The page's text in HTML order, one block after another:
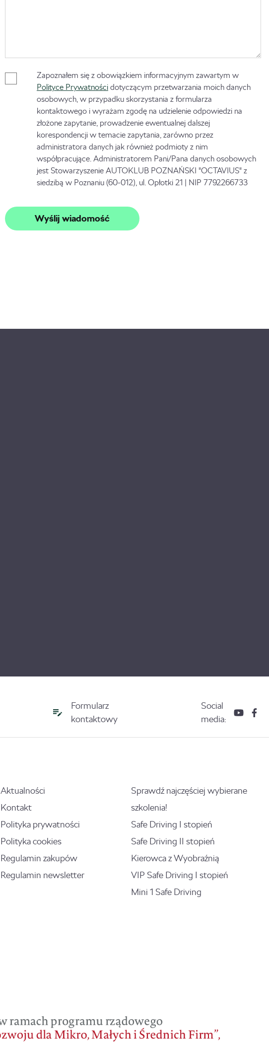
Zapoznałem się z obowiązkiem informacyjnym zawartym w
Polityce Prywatnościdotyczącym przetwarzania moich danych
osobowych, w przypadku skorzystania z formularza
kontaktowego i wyrażam zgodę na udzielenie odpowiedzi na
złożone zapytanie, prowadzenie ewentualnej dalszej
korespondencji w temacie zapytania, zarówno przez
administratora danych jak również podmioty z nim
współpracujące. Administratorem Pani/Pana danych osobowych
jest Stowarzyszenie AUTOKLUB POZNAŃSKI "OCTAVIUS" z
siedzibą w Poznaniu (60-012), ul. Opłotki 21 | NIP 7792266733
Formularz
kontaktowy
Social
media:
Aktualności
Kontakt
Polityka prywatności
Polityka cookies
Regulamin zakupów
Regulamin newsletter
Sprawdź najczęściej wybierane
szkolenia!
Safe Driving I stopień
Safe Driving II stopień
Kierowca z Wyobraźnią
VIP Safe Driving I stopień
Mini 1 Safe Driving